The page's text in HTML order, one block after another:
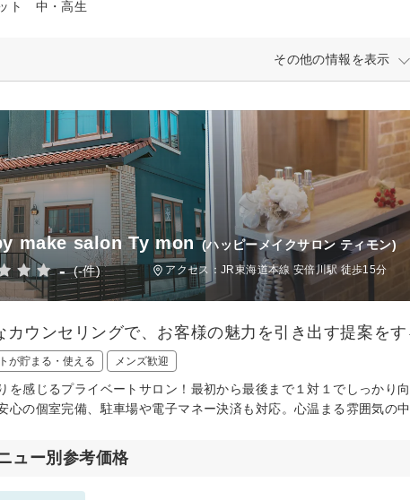
ト 中・高生
その他の情報を表示
make salon Ty mon (ハッピーメイクサロン ティモン)
- (-件) アクセス：JR東海道本線 安倍川駅 徒歩15分
カウンセリングで、お客様の魅力を引き出す提案をす
が貯まる・使える メンズ歓迎
を感じるプライベートサロン！最初から最後まで１対１でしっかり
心の個室完備、駐車場や電子マネー決済も対応。心温まる雰囲気の
ュー別参考価格